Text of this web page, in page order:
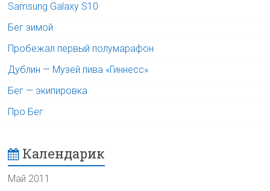
Samsung Galaxy S10
Бег зимой
Пробежал первый полумарафон
Дублин — Музей пива «Гиннесс»
Бег — экипировка
Про Бег
Календарик
Май 2011